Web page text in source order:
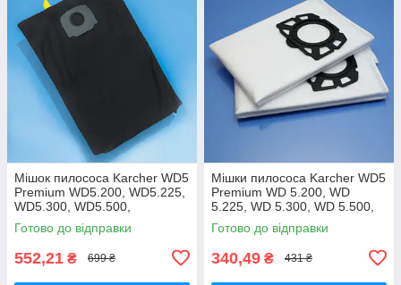
Мішок пилососа Karcher WD5
Premium WD5.200, WD5.225,
WD5.300, WD5.500,
WD5.470, WD5.260,
WD5.400, WD5.450
Готово до відправки
552,21 ₴ 699 ₴
Мішки пилососа Karcher WD5
Premium WD 5.200, WD
5.225, WD 5.300, WD 5.500,
WD 5.470, WD 5.260, WD
5.400, WD 5.450, WD 5.220 -
Готово до відправки
340,49 ₴ 431 ₴